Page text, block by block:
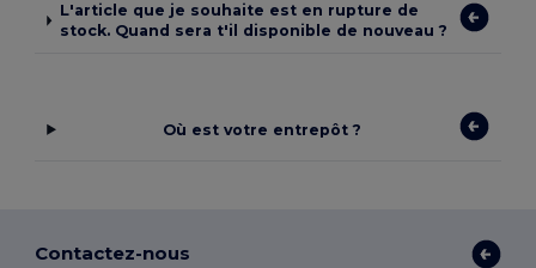
L'article que je souhaite est en rupture de
stock. Quand sera t'il disponible de nouveau ?
Où est votre entrepôt ?
Contactez-nous